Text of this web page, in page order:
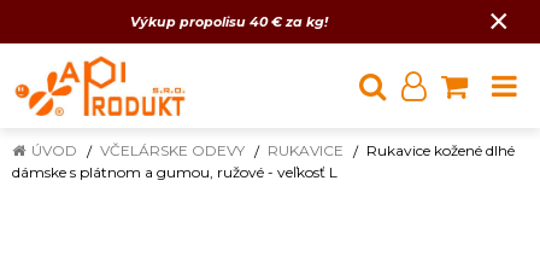
Výkup propolisu 40 € za kg! ×
ÚVOD VČELÁRSKE ODEVY RUKAVICE
Rukavice kožené dlhé
dámske s plátnom a gumou, ružové - veľkosť L